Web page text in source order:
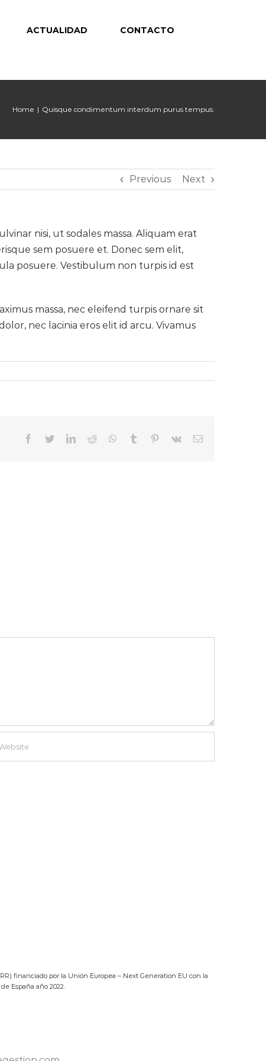
ACTUALIDAD CONTACTO
Home | Quisque condimentum interdum purus tempus.
Previous Next
nisi, ut sodales massa. Aliquam erat
sem posuere et. Donec sem elit,
posuere. Vestibulum non turpis id est
massa, nec eleifend turpis ornare sit
nec lacinia eros elit id arcu. Vivamus
facebooktwitterlinkedinreddit whatsapp
tumblr pinterest
vk Email
financiado por la Unión Europea – Next Generation EU con la
España año 2022.